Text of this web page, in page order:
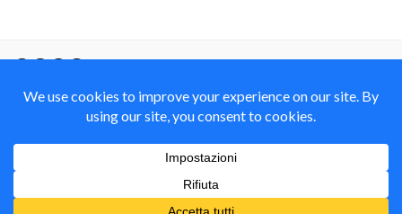
con Licenza
Creative Commons Attribution Non commercial Share
Alike 4.0 International
© 2012-2018 Mauro Alfieri Elettronica Domotica Robotica Arduino Corsi